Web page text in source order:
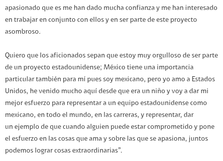
apasionado que es me han dado mucha confianza y me han interesado
en trabajar en conjunto con ellos y en ser parte de este proyecto
asombroso.
Quiero que los aficionados sepan que estoy muy orgulloso de ser parte
de un proyecto estadounidense; México tiene una importancia
particular también para mí pues soy mexicano, pero yo amo a Estados
Unidos, he venido mucho aquí desde que era un niño y voy a dar mi
mejor esfuerzo para representar a un equipo estadounidense como
mexicano, en todo el mundo, en las carreras, y representar, dar
un ejemplo de que cuando alguien puede estar comprometido y pone
el esfuerzo en las cosas que ama y sobre las que se apasiona, juntos
podemos lograr cosas extraordinarias”.